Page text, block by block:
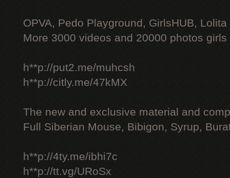
OPVA, Pedo Playground, GirlsHUB, Lolita
More 3000 videos and 20000 photos
h**p://put2.me/muhcsh
h**p://citly.me/47kMX
The new and exclusive material and
Full Siberian Mouse, Bibigon, Syrup,
h**p://4ty.me/ibhi7c
h**p://tt.vg/URoSx